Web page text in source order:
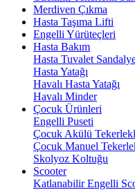
Merdiven Çıkma
Hasta Taşıma Lifti
Engelli Yürüteçleri
Hasta Bakım
Hasta Tuvalet
Hasta Yatağı
Havalı Hasta Yatağı
Havalı Minder
Çocuk Ürünleri
Engelli Puseti
Çocuk Akülü
Çocuk Manuel
Skolyoz Koltuğu
Scooter
Katlanabilir Engelli